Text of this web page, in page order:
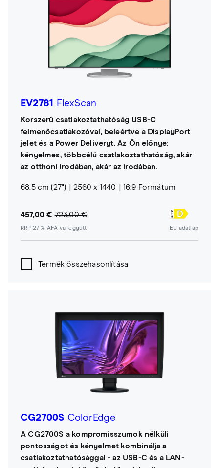
EV2781 FlexScan
Korszerű csatlakoztathatóság USB-C
felmenőcsatlakozóval, beleértve a DisplayPort
jelet és a Power Deliveryt. Az Ön előnye:
kényelmes, többcélú csatlakoztathatóság, akár
az otthoni irodában, akár az irodában.
68.5 cm (27") 2560 x 1440 16:9 Formátum
457,00 € 723,00 €
RRP 27 % ÁFÁ-val együtt EU adatlap
Termék összehasonlítása
CG2700S ColorEdge
A CG2700S a kompromisszumok nélküli
pontosságot és kényelmet kombinálja a
csatlakoztathatósággal - az USB-C és a LAN-